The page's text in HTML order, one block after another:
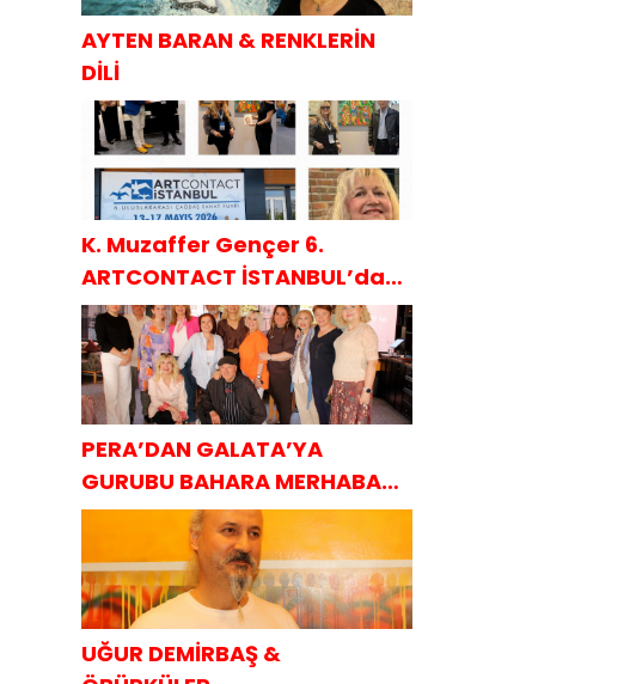
AYTEN BARAN & RENKLERİN
DİLİ
K. Muzaffer Gençer 6.
ARTCONTACT İSTANBUL’da
SAKÜDER ile
PERA’DAN GALATA’YA
GURUBU BAHARA MERHABA
KAHVALTISI
UĞUR DEMİRBAŞ &